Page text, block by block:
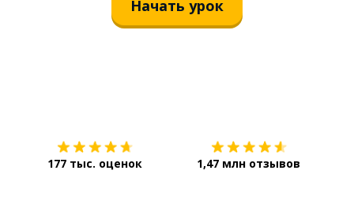
Начать урок
177 тыс. оценок 1,47 млн отзывов